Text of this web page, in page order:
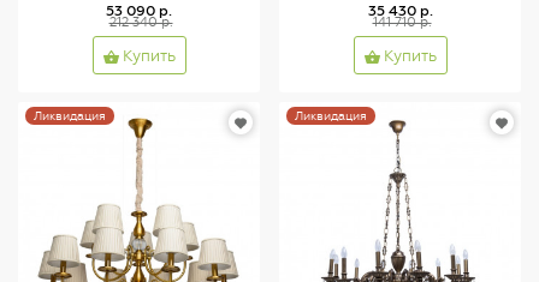
53 090 р.
212 340 р.
Купить
35 430 р.
141 710 р.
Купить
Ликвидация Ликвидация